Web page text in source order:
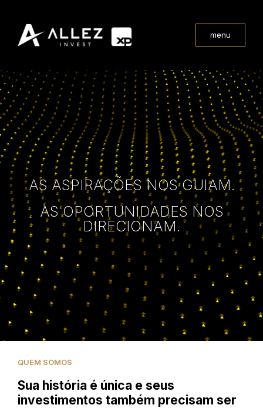
menu
AS ASPIRAÇÕES NOS GUIAM.
AS OPORTUNIDADES NOS
DIRECIONAM.
QUEM SOMOS
Sua história é única e seus
investimentos também precisam ser